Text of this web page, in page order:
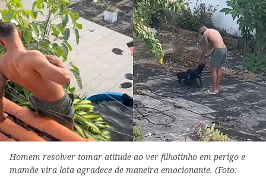
Homem resolver tomar atitude ao ver filhotinho em perigo e
mamãe vira-lata agradece de maneira emocionante. (Foto: